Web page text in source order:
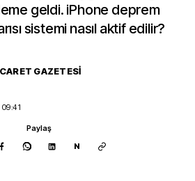
geldi. iPhone deprem
sistemi nasıl aktif edilir?
GAZETESI
Paylaş
N